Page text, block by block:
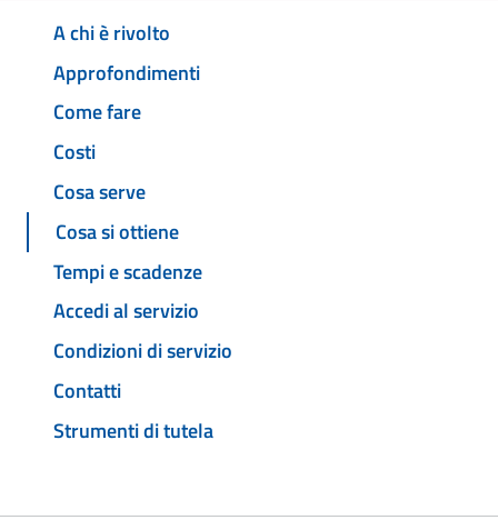
A chi è rivolto
Approfondimenti
Come fare
Costi
Cosa serve
Cosa si ottiene
Tempi e scadenze
Accedi al servizio
Condizioni di servizio
Contatti
Strumenti di tutela